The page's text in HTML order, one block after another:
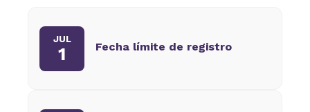
JUL
1 Fecha límite de registro